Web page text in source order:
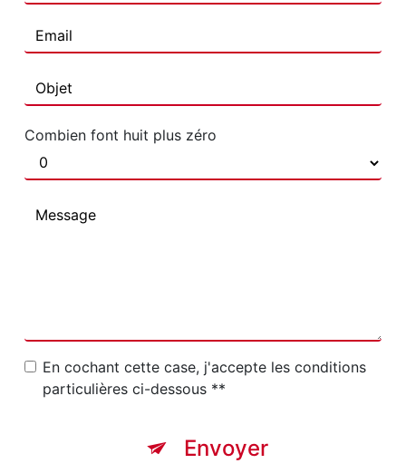
Combien font huit plus zéro
En cochant cette case, j'accepte les conditions
particulières ci-dessous **
Envoyer